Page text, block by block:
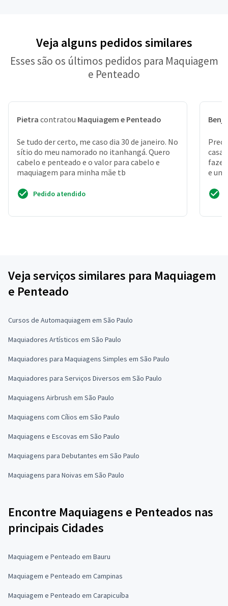
Veja alguns pedidos similares
Esses são os últimos pedidos para Maquiagem
e Penteado
Pietra contratou Maquiagem e Penteado
Se tudo der certo, me caso dia 30 de janeiro. No
sítio do meu namorado no itanhangá. Quero
cabelo e penteado e o valor para cabelo e
maquiagem para minha mãe tb
Pedido atendido
e
Veja serviços similares para Maquiagem
e Penteado
Cursos de Automaquiagem em São Paulo
Maquiadores Artísticos em São Paulo
Maquiadores para Maquiagens Simples em São Paulo
Maquiadores para Serviços Diversos em São Paulo
Maquiagens Airbrush em São Paulo
Maquiagens com Cílios em São Paulo
Maquiagens e Escovas em São Paulo
Maquiagens para Debutantes em São Paulo
Maquiagens para Noivas em São Paulo
Encontre Maquiagens e Penteados nas
principais Cidades
Maquiagem e Penteado em Bauru
Maquiagem e Penteado em Campinas
Maquiagem e Penteado em Carapicuíba